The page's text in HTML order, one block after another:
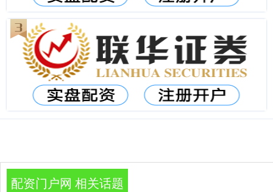
配资门户网 相关话题